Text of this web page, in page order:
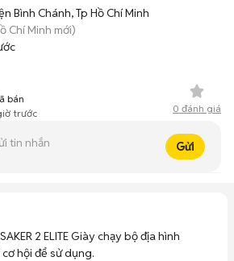
Bình Chánh, Tp Hồ Chí Minh
Chí Minh mới)
trước
bán
0 đánh giá
Gửi
2 ELITE Giày chạy bộ địa hình
hội để sử dụng.